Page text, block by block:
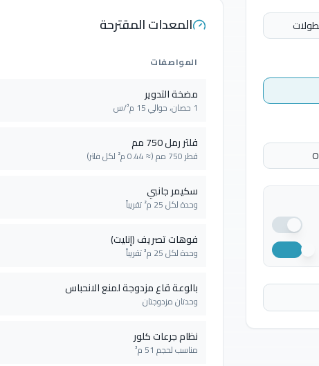
المعدات المقترحة
المواصفات
مضخة التدوير
1 حصان، حوالي 15 م³/س
فلتر رمل 750 مم
قطر 750 مم (≈ 0.44 م² لكل فلتر)
سكيمر جانبي
وحدة لكل 25 م² تقريباً
فوهات تصريف (إنليت)
وحدة لكل 25 م³ تقريباً
بالوعة قاع مزدوجة لمنع الانحباس
وحدتان مزدوجتان
نظام جرعات كلور
مناسب لحجم 51 م³